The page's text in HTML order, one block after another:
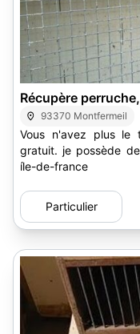
Récupère
93370 Montfermeil
Vous n'avez plus le
gratuit. je possède
íle-de-france
Particulier